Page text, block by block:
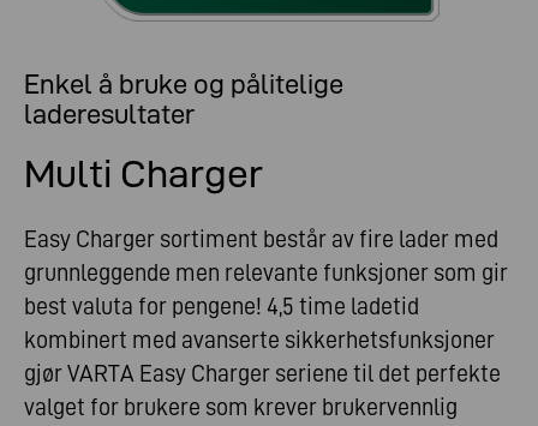
Enkel å bruke og pålitelige
laderesultater
Multi Charger
Easy Charger sortiment består av fire lader med
grunnleggende men relevante funksjoner som gir
best valuta for pengene! 4,5 time ladetid
kombinert med avanserte sikkerhetsfunksjoner
gjør VARTA Easy Charger seriene til det perfekte
valget for brukere som krever brukervennlig